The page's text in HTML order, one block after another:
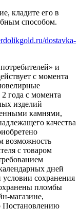
кладите его в
способом.
dostavka-
и
с момента
года с момента
изделий
камнями,
качества
возможность
с товаром
дней
сохранения
пломбы
магазине,
Постановлению